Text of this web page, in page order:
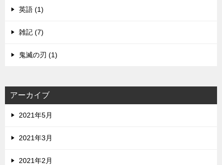
英語 (1)
雑記 (7)
鬼滅の刃 (1)
アーカイブ
2021年5月
2021年3月
2021年2月